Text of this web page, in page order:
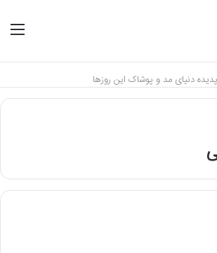
پدیده دنیای مد و پوشاک این روزها